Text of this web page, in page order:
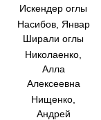
Искендер оглы
Насибов, Январ
Ширали оглы
Николаенко,
Алла
Алексеевна
Нищенко,
Андрей